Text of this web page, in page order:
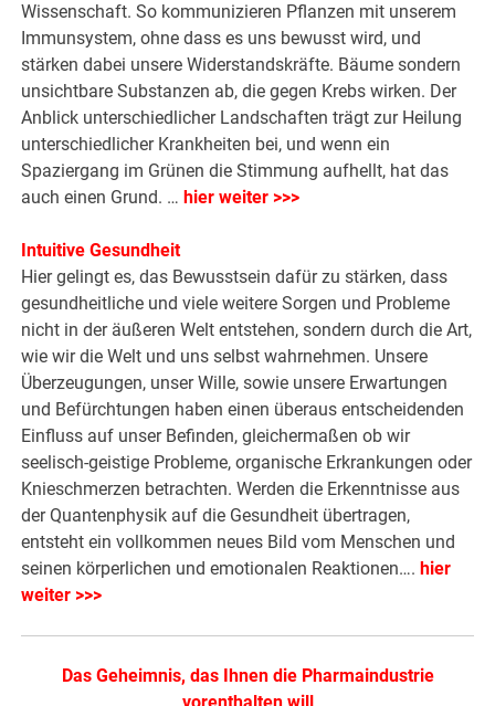
Wissenschaft. So kommunizieren Pflanzen mit unserem
Immunsystem, ohne dass es uns bewusst wird, und
stärken dabei unsere Widerstandskräfte. Bäume sondern
unsichtbare Substanzen ab, die gegen Krebs wirken. Der
Anblick unterschiedlicher Landschaften trägt zur Heilung
unterschiedlicher Krankheiten bei, und wenn ein
Spaziergang im Grünen die Stimmung aufhellt, hat das
auch einen Grund. …hier weiter >>>
Intuitive Gesundheit
Hier gelingt es, das Bewusstsein dafür zu stärken, dass
gesundheitliche und viele weitere Sorgen und Probleme
nicht in der äußeren Welt entstehen, sondern durch die Art,
wie wir die Welt und uns selbst wahrnehmen. Unsere
Überzeugungen, unser Wille, sowie unsere Erwartungen
und Befürchtungen haben einen überaus entscheidenden
Einfluss auf unser Befinden, gleichermaßen ob wir
seelisch-geistige Probleme, organische Erkrankungen oder
Knieschmerzen betrachten. Werden die Erkenntnisse aus
der Quantenphysik auf die Gesundheit übertragen,
entsteht ein vollkommen neues Bild vom Menschen und
seinen körperlichen und emotionalen Reaktionen….hier
weiter >>>
Das Geheimnis, das Ihnen die Pharmaindustrie